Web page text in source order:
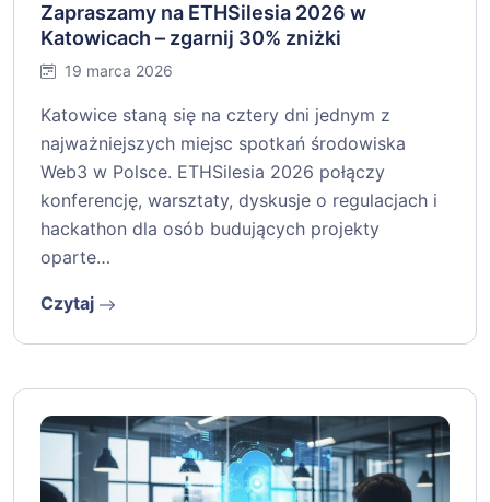
Zapraszamy na ETHSilesia 2026 w
Katowicach – zgarnij 30% zniżki
19 marca 2026
Katowice staną się na cztery dni jednym z
najważniejszych miejsc spotkań środowiska
Web3 w Polsce. ETHSilesia 2026 połączy
konferencję, warsztaty, dyskusje o regulacjach i
hackathon dla osób budujących projekty
oparte…
Czytaj